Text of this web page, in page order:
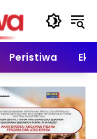
Peristiwa